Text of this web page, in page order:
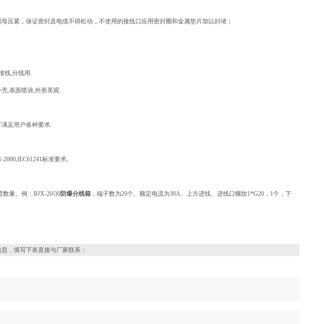
压紧，保证密封及电缆不得松动，不使用的接线口应用密封圈和金属垫片加以封堵；
线,分线用.
,表面喷涂,外形美观.
足用户各种要求.
标准要求。
量。例：BJX-20/30防爆分线箱 ，端子数为20个、额定电流为30A、上方进线、进线口螺纹1*G20，1个，下
，填写下表直接与厂家联系：